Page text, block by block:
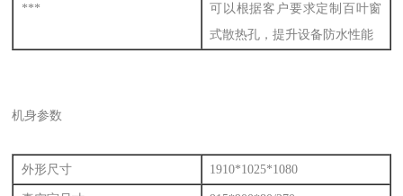
***
可以根据客户要求定制百叶窗
式散热孔，提升设备防水性能
机身参数
外形尺寸 1910*1025*1080